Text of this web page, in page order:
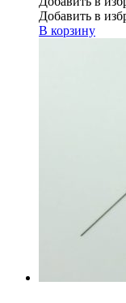
Добавить в
В корзину